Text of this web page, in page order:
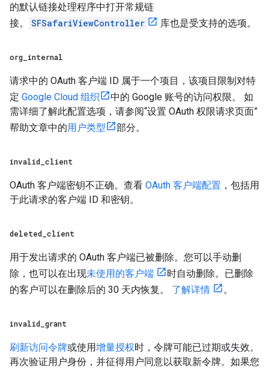
的默认链接处理程序中打开常规链
接。
SFSafariViewController 库也是受支持的选项。
org internal
请求中的 OAuth 客户端 ID 属于一个项目，该项目限制对特
定 Google Cloud 组织
中的 Google 账号的访问权限。 如
需详细了解此配置选项，请参阅“设置 OAuth 权限请求页面”
帮助文章中的用户类型 部分。
invalid client
OAuth 客户端密钥不正确。查看 OAuth 客户端配置 ，包括用
于此请求的客户端 ID 和密钥。
deleted client
用于发出请求的 OAuth 客户端已被删除。您可以手动删
除，也可以在出现未使用的客户端
时自动删除。已删除
的客户可以在删除后的 30 天内恢复。 了解详情 。
invalid grant
刷新访问令牌或使用增量授权时，令牌可能已过期或失效。
再次验证用户身份，并征得用户同意以获取新令牌。如果您